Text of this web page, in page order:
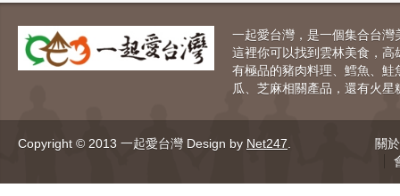
一起愛台灣，是一個集合台
這裡你可以找到雲林美食，
有極品的豬肉料理、鱈魚、
瓜、芝麻相關產品，還有火
Copyright © 2013 一起愛台灣 Design by Net247
關